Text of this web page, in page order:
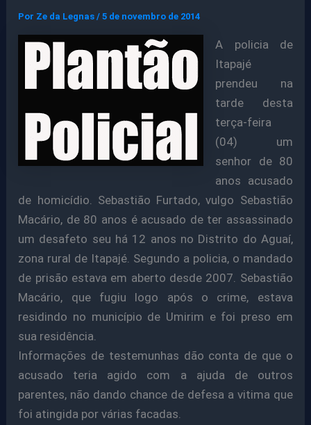
Por Ze da Legnas/5 de novembro de 2014
A policia de
Itapajé
prendeu na
tarde desta
terça-feira
(04) um
senhor de 80
anos acusado
de homicídio. Sebastião Furtado, vulgo Sebastião
Macário, de 80 anos é acusado de ter assassinado
um desafeto seu há 12 anos no Distrito do Aguaí,
zona rural de Itapajé. Segundo a policia, o mandado
de prisão estava em aberto desde 2007. Sebastião
Macário, que fugiu logo após o crime, estava
residindo no município de Umirim e foi preso em
sua residência.
Informações de testemunhas dão conta de que o
acusado teria agido com a ajuda de outros
parentes, não dando chance de defesa a vitima que
foi atingida por várias facadas.